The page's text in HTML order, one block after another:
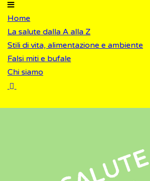
Home
La salute dalla A alla Z
Stili di vita, alimentazione e ambiente
Falsi miti e bufale
Chi siamo